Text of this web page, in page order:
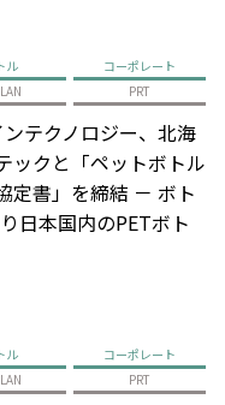
ル
コーポレート
PRT
テクノロジー、北海
ックと「ペットボトル
定書」を締結 － ボト
日本国内のPETボト
ル
コーポレート
PRT